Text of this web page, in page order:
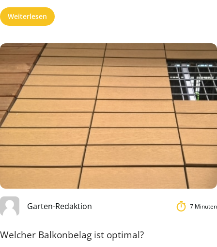
Weiterlesen
Garten-Redaktion 7 Minuten
Welcher Balkonbelag ist optimal?